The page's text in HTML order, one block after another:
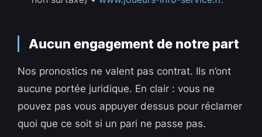
Aucun engagement de notre part
Nos pronostics ne valent pas contrat. Ils n’ont
aucune portée juridique. En clair : vous ne
pouvez pas vous appuyer dessus pour réclamer
quoi que ce soit si un pari ne passe pas.